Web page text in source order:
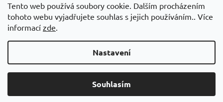
Tento web používá soubory cookie. Dalším procházením
tohoto webu vyjadřujete souhlas s jejich používáním.. Více
informací zde.
Nastavení
Souhlasím